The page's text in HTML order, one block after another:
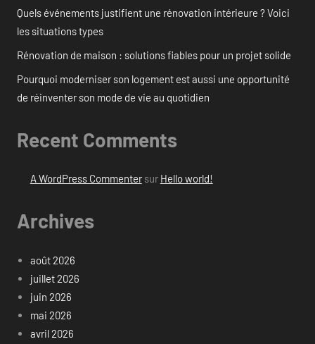
Quels événements justifient une rénovation intérieure ? Voici
les situations types
Rénovation de maison : solutions fiables pour un projet solide
Pourquoi moderniser son logement est aussi une opportunité
de réinventer son mode de vie au quotidien
Recent Comments
A WordPress Commentersur Hello world!
Archives
août 2026
juillet 2026
juin 2026
mai 2026
avril 2026